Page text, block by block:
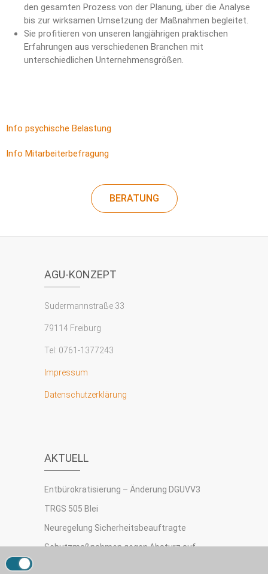
den gesamten Prozess von der Planung, über die Analyse
bis zur wirksamen Umsetzung der Maßnahmen begleitet.
Sie profitieren von unseren langjährigen praktischen
Erfahrungen aus verschiedenen Branchen mit
unterschiedlichen Unternehmensgrößen.
Info psychische Belastung
Info Mitarbeiterbefragung
BERATUNG
AGU-KONZEPT
Sudermannstraße 33
79114 Freiburg
Tel: 0761-1377243
Impressum
Datenschutzerklärung
AKTUELL
Entbürokratisierung – Änderung DGUVV3
TRGS 505 Blei
Neuregelung Sicherheitsbeauftragte
Schutzmaßnahmen gegen Absturz auf